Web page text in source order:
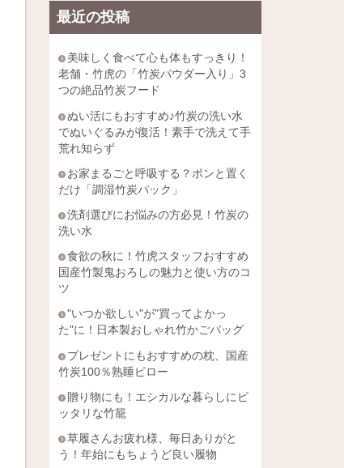
最近の投稿
美味しく食べて心も体もすっきり！
老舗・竹虎の「竹炭パウダー入り」3
つの絶品竹炭フード
ぬい活にもおすすめ♪竹炭の洗い水
でぬいぐるみが復活！素手で洗えて手
荒れ知らず
お家まるごと呼吸する？ポンと置く
だけ「調湿竹炭パック」
洗剤選びにお悩みの方必見！竹炭の
洗い水
食欲の秋に！竹虎スタッフおすすめ
国産竹製鬼おろしの魅力と使い方のコ
ツ
"いつか欲しい"が"買ってよかっ
た"に！日本製おしゃれ竹かごバッグ
プレゼントにもおすすめの枕、国産
竹炭100％熟睡ピロー
贈り物にも！エシカルな暮らしにピ
ッタリな竹籠
草履さんお疲れ様、毎日ありがと
う！年始にもちょうど良い履物